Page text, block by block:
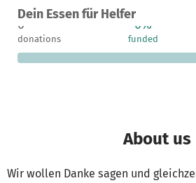
Dein Essen für Helfer
A project in Mainz, Germany
0
donations
0%
funded
About us
Wir wollen Danke sagen und